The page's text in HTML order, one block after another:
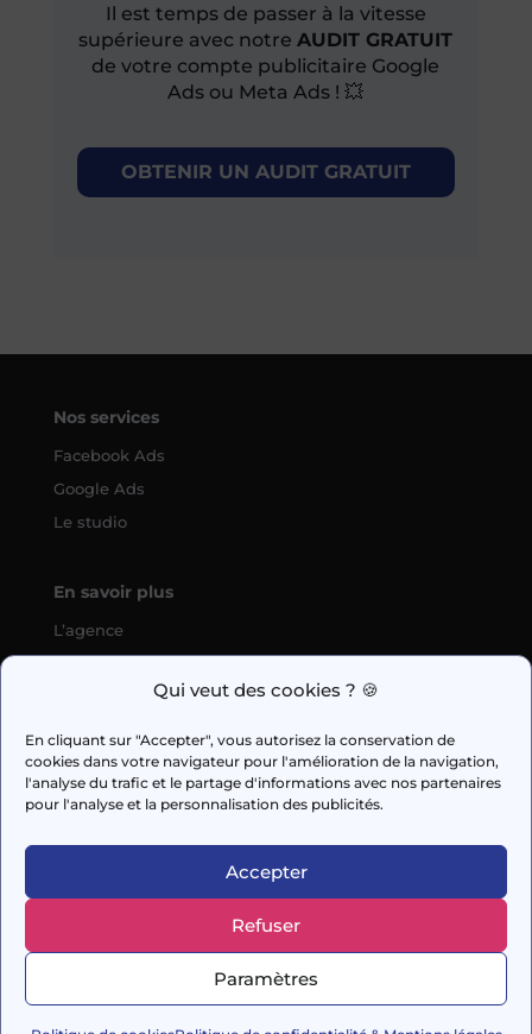
Qui veut des cookies ? 🍪
En cliquant sur "Accepter", vous autorisez la conservation de
cookies dans votre navigateur pour l'amélioration de la navigation,
l'analyse du trafic et le partage d'informations avec nos partenaires
pour l'analyse et la personnalisation des publicités.
Accepter
Refuser
Paramètres
Il est temps de passer à la vitesse
supérieure avec notreAUDIT GRATUIT
de votre compte publicitaire Google
Ads ou Meta Ads ! 💥
OBTENIR UN AUDIT GRATUIT
Nos services
Facebook Ads
Google Ads
Le studio
En savoir plus
L’agence
  
– Conçu avec soin parDigitalSeeds–Mentions